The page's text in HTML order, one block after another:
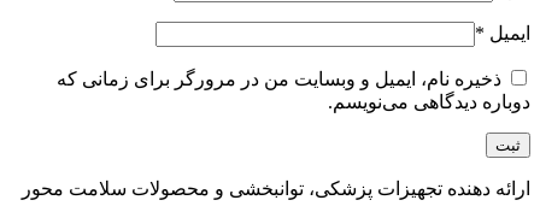
ایمیل *
ذخیره نام، ایمیل و وبسایت من در مرورگر برای زمانی که
دوباره دیدگاهی می‌نویسم.
ارائه دهنده تجهیزات پزشکی، توانبخشی و محصولات سلامت محور